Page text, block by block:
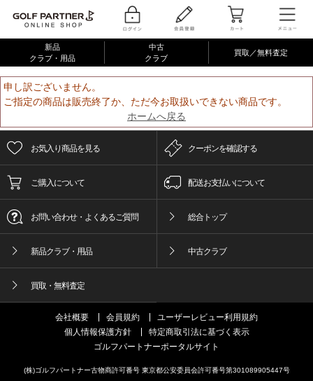
新品
クラブ・用品
中古
クラブ
買取／無料査定
申し訳ございません。
ご指定の商品は販売終了か、ただ今お取扱いできない商品です。
ホームへ戻る
お気入り商品を見る クーポンを確認する
ご購入について 配送お支払いについて
お問い合わせ・よくあるご質問 総合トップ
新品クラブ・用品 中古クラブ
買取・無料査定
会社概要 会員規約
ユーザーレビュー利用規約
個人情報保護方針
特定商取引法に基づく表示
ゴルフパートナーポータルサイト
(株)ゴルフパートナー古物商許可番号 東京都公安委員会許可番号第301089905447号